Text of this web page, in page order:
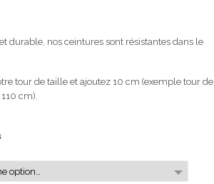
durable, nos ceintures sont résistantes dans le
tour de taille et ajoutez 10 cm (exemple tour de
cm).